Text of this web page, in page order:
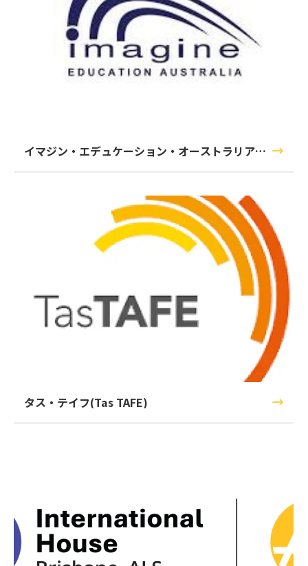
イマジン・エデュケーション・オーストラリア
タス・テイフ(Tas TAFE)